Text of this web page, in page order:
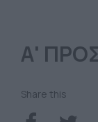
Α'
Share this